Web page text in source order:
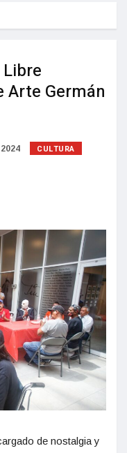
Arte Germán
CULTURA
de nostalgia y